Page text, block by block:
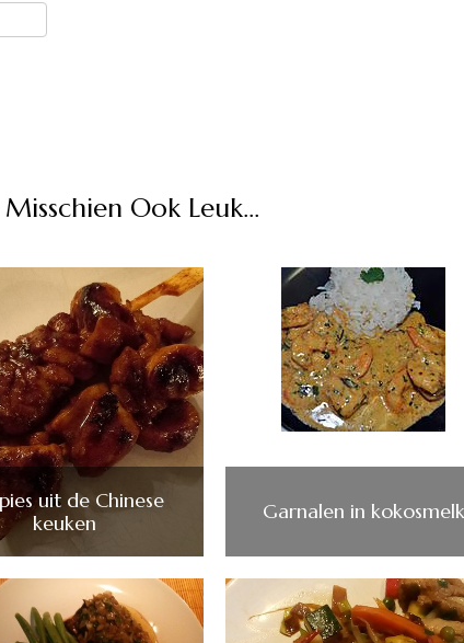
Ook Leuk...
uit de Chinese
keuken
Garnalen in kokosmelk